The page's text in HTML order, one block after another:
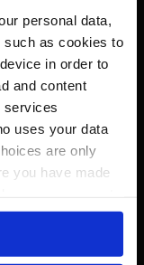
personal data,
such as cookies to
in order to
and content
services
uses your data
are only
you have made
by clicking on
damit, mit
Danach
um
Jetzt
Bist du nah
nur noch drauf.